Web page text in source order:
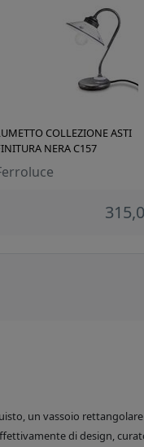
COLLEZIONE ASTI
NERA C157
un vassoio
di design,